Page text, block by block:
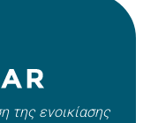
της ενοικίασης